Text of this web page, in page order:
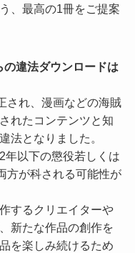
、最高の1冊をご提案
の違法ダウンロードは
され、漫画などの海賊
れたコンテンツと知
法となりました。
年以下の懲役若しくは
方が科される可能性が
するクリエイターや
新たな作品の創作を
を楽しみ続けるため